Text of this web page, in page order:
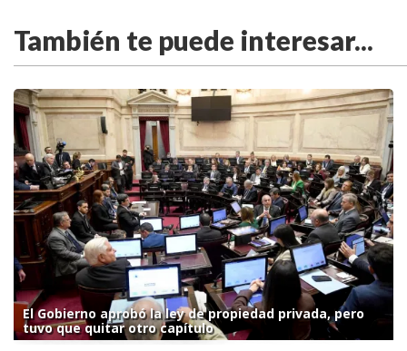
También te puede interesar...
El Gobierno aprobó la ley de propiedad privada, pero
tuvo que quitar otro capítulo